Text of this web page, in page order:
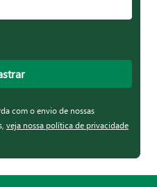
com o envio de nossas
veja nossa política de privacidade